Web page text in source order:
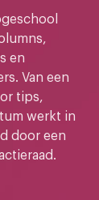
en
Van een
tips,
werkt in
door een